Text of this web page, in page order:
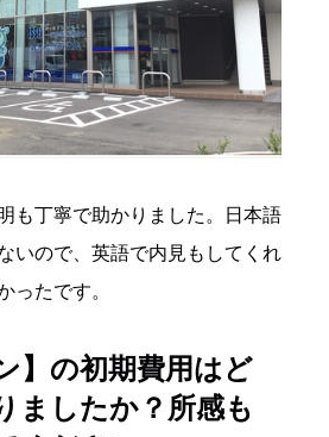
も丁寧で助かりました。日本語
いので、英語で内見もしてくれ
ったです。
】の初期費用はど
ましたか？所感も